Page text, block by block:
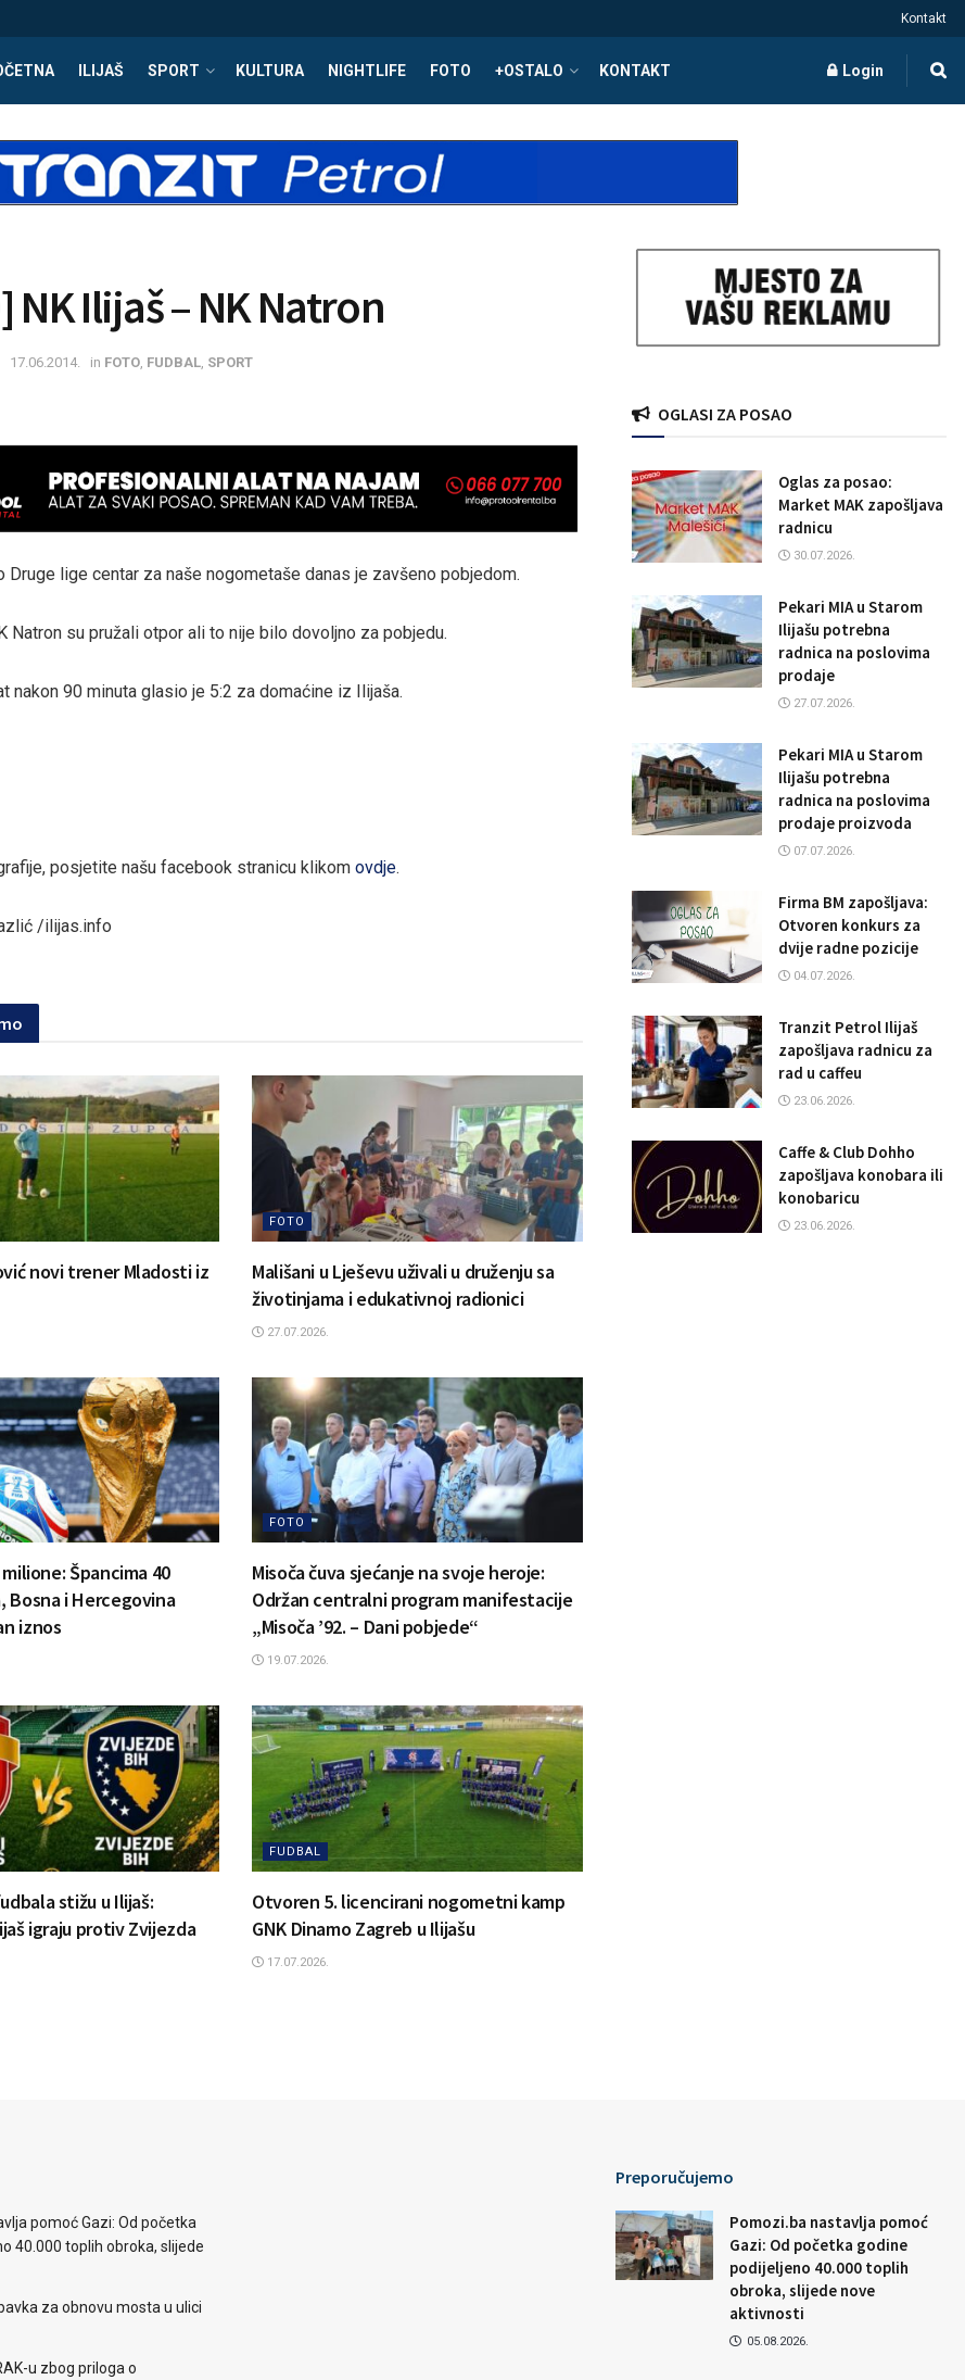
Kontakt
ILIJAŠ SPORT KULTURA NIGHTLIFE FOTO +OSTALO KONTAKT Login
NK Ilijaš – NK Natron
17.06.2014. in FOTO FUDBAL SPORT
Druge lige centar za naše nogometaše danas je zavšeno pobjedom.
Natron su pružali otpor ali to nije bilo dovoljno za pobjedu.
nakon 90 minuta glasio je 5:2 za domaćine iz Ilijaša.
posjetite našu facebook stranicu klikom ovdje.
/ilijas.info
novi trener Mladosti iz
FOTO
Mališani u Lješevu uživali u druženju sa
životinjama i edukativnoj radionici
27.07.2026.
Špancima 40
Bosna i Hercegovina
iznos
FOTO
Misoča čuva sjećanje na svoje heroje:
Održan centralni program manifestacije
„Misoča ’92. – Dani pobjede“
19.07.2026.
stižu u Ilijaš:
igraju protiv Zvijezda
FUDBAL
Otvoren 5. licencirani nogometni kamp
GNK Dinamo Zagreb u Ilijašu
17.07.2026.
OGLASI ZA POSAO
Oglas za posao:
Market MAK zapošljava
radnicu
30.07.2026.
Pekari MIA u Starom
Ilijašu potrebna
radnica na poslovima
prodaje
27.07.2026.
Pekari MIA u Starom
Ilijašu potrebna
radnica na poslovima
prodaje proizvoda
07.07.2026.
Firma BM zapošljava:
Otvoren konkurs za
dvije radne pozicije
04.07.2026.
Tranzit Petrol Ilijaš
zapošljava radnicu za
rad u caffeu
23.06.2026.
Caffe & Club Dohho
zapošljava konobara ili
konobaricu
23.06.2026.
pomoć Gazi: Od početka
40.000 toplih obroka, slijede
za obnovu mosta u ulici
u zbog priloga o
Preporučujemo
Pomozi.ba nastavlja pomoć
Gazi: Od početka godine
podijeljeno 40.000 toplih
obroka, slijede nove
aktivnosti
05.08.2026.